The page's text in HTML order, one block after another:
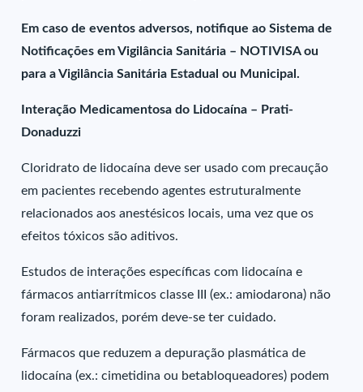
Em caso de eventos adversos, notifique ao Sistema de
Notificações em Vigilância Sanitária – NOTIVISA ou
para a Vigilância Sanitária Estadual ou Municipal.
Interação Medicamentosa do Lidocaína – Prati-
Donaduzzi
Cloridrato de lidocaína deve ser usado com precaução
em pacientes recebendo agentes estruturalmente
relacionados aos anestésicos locais, uma vez que os
efeitos tóxicos são aditivos.
Estudos de interações específicas com lidocaína e
fármacos antiarrítmicos classe III (ex.: amiodarona) não
foram realizados, porém deve-se ter cuidado.
Fármacos que reduzem a depuração plasmática de
lidocaína (ex.: cimetidina ou betabloqueadores) podem